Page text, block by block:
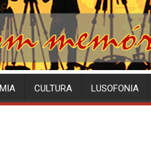
CULTURA LUSOFONIA